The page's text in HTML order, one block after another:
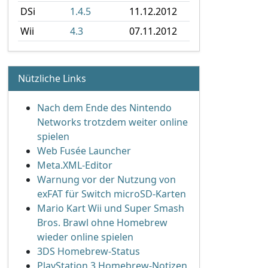
DSi
1.4.5
11.12.2012
Wii
4.3 07.11.2012
Nützliche Links
Nach dem Ende des Nintendo
Networks trotzdem weiter online
spielen
Web Fusée Launcher
Meta.XML-Editor
Warnung vor der Nutzung von
exFAT für Switch microSD-Karten
Mario Kart Wii und Super Smash
Bros. Brawl ohne Homebrew
wieder online spielen
3DS Homebrew-Status